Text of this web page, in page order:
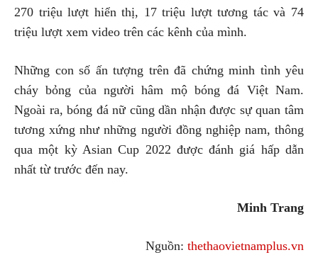
270 triệu lượt hiển thị, 17 triệu lượt tương tác và 74
triệu lượt xem video trên các kênh của mình.
Những con số ấn tượng trên đã chứng minh tình yêu
cháy bỏng của người hâm mộ bóng đá Việt Nam.
Ngoài ra, bóng đá nữ cũng dần nhận được sự quan tâm
tương xứng như những người đồng nghiệp nam, thông
qua một kỳ Asian Cup 2022 được đánh giá hấp dẫn
nhất từ ​​trước đến nay.
Minh Trang
Nguồn: thethaovietnamplus.vn